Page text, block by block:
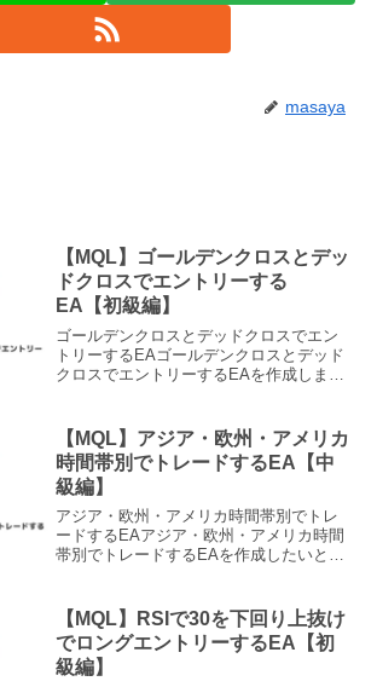
masaya
【MQL】ゴールデンクロスとデッ
ドクロスでエントリーする
EA【初級編】
ゴールデンクロスとデッドクロスでエン
トリーするEAゴールデンクロスとデッド
クロスでエントリーするEAを作成しま
ち上げましょう。今回は名前を「GC-D...
【MQL】アジア・欧州・アメリカ
時間帯別でトレードするEA【中
級編】
アジア・欧州・アメリカ時間帯別でトレ
ードするEAアジア・欧州・アメリカ時間
帯別でトレードするEAを作成したいと思
デッドクロスで順張り アメリカ時間：
RSI80...
【MQL】RSIで30を下回り上抜け
でロングエントリーするEA【初
級編】